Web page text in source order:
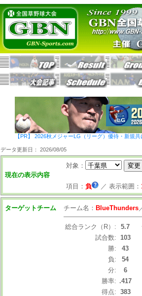
【PR】 2026秋メジャーLG（リーグ）優待・新規
データ更新日： 2026/08/05
現在の表示内容
対象：
項目： 負 ／ 表示範囲：
ターゲットチーム チーム名： BlueThunders
総合ランク（R）: 5.7
試合数: 103
勝:
43
負:
54
分:
6
勝率: .417
得点: 383